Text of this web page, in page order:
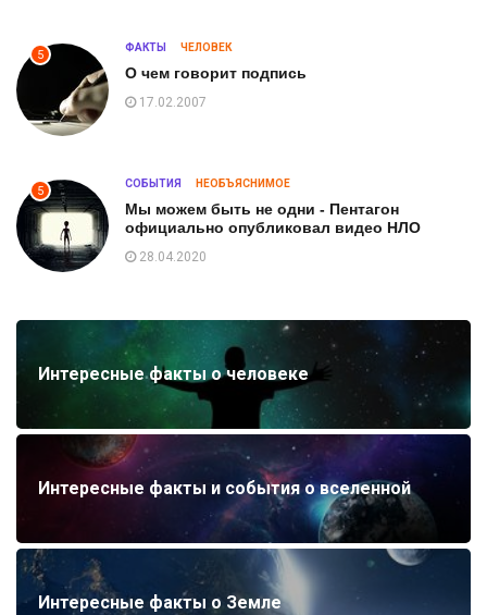
5
ФАКТЫ ЧЕЛОВЕК
О чем говорит подпись
17.02.2007
5
СОБЫТИЯ НЕОБЪЯСНИМОЕ
Мы можем быть не одни - Пентагон
официально опубликовал видео НЛО
28.04.2020
Интересные факты о человеке
Интересные факты и события о вселенной
Интересные факты о Земле